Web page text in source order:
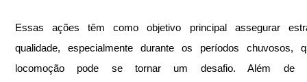
Essas ações têm como objetivo principal assegurar
qualidade, especialmente durante os períodos chuvosos,
locomoção pode se tornar um desafio. Além de